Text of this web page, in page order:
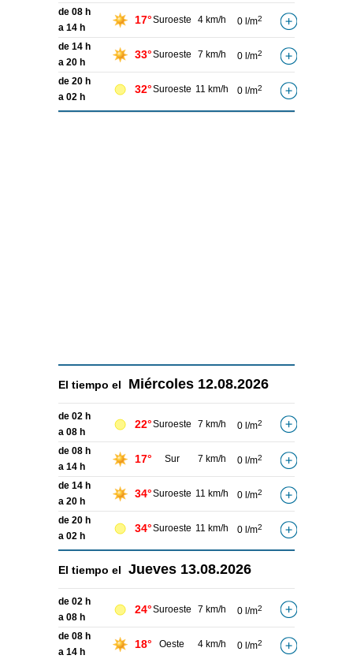
de 08 h
a 14 h
17°Suroeste 4 km/h 0 l/m2
de 14 h
a 20 h
33°Suroeste 7 km/h 0 l/m2
de 20 h
a 02 h
32°Suroeste 11 km/h 0 l/m2
El tiempo el Miércoles 12.08.2026
de 02 h
a 08 h
22°Suroeste 7 km/h 0 l/m2
de 08 h
a 14 h
17° Sur 7 km/h 0 l/m2
de 14 h
a 20 h
34°Suroeste 11 km/h 0 l/m2
de 20 h
a 02 h
34°Suroeste 11 km/h 0 l/m2
El tiempo el Jueves 13.08.2026
de 02 h
a 08 h
24°Suroeste 7 km/h 0 l/m2
de 08 h
a 14 h
18° Oeste 4 km/h 0 l/m2